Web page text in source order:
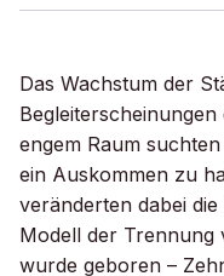
Das Wachstum der
engem Raum
ein Auskommen zu
veränderten dabei
Modell der Trennung
wurde geboren –